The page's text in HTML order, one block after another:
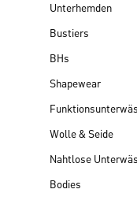
Unterhemden
Bustiers
BHs
Shapewear
Wolle & Seide
Nahtlose
Bodies